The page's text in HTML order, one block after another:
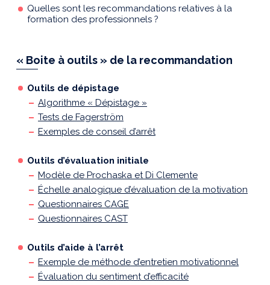
Quelles sont les recommandations relatives à la
formation des professionnels ?
« Boite à outils » de la recommandation
Outils de dépistage
Algorithme « Dépistage »
Tests de Fagerström
Exemples de conseil d’arrêt
Outils d’évaluation initiale
Modèle de Prochaska et Di Clemente
Échelle analogique d’évaluation de la motivation
Questionnaires CAGE
Questionnaires CAST
Outils d’aide à l’arrêt
Exemple de méthode d’entretien motivationnel
Évaluation du sentiment d’efficacité